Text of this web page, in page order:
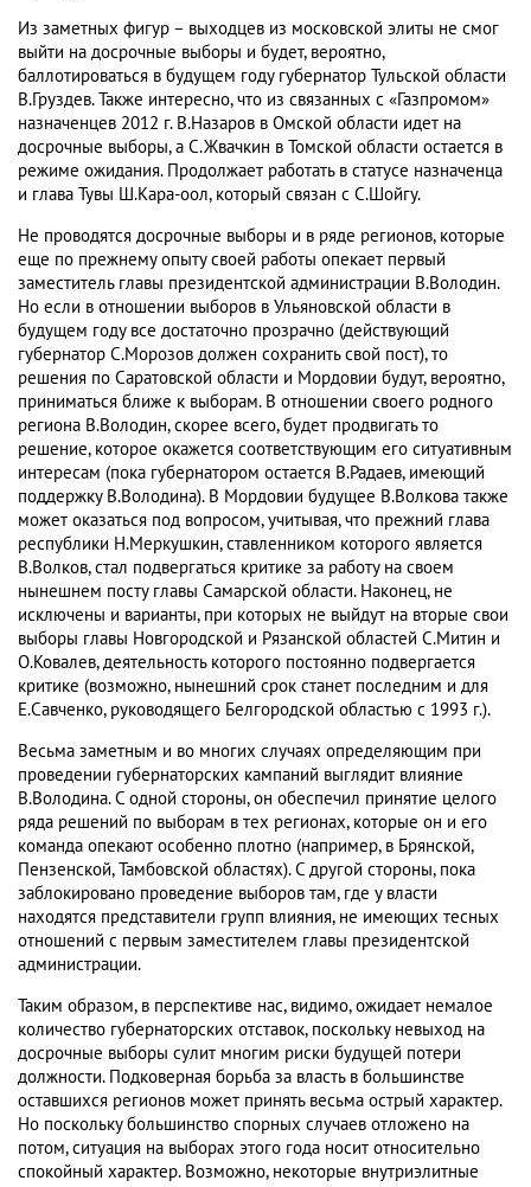
Из заметных фигур – выходцев из московской элиты не смог
выйти на досрочные выборы и будет, вероятно,
баллотироваться в будущем году губернатор Тульской области
В.Груздев. Также интересно, что из связанных с «Газпромом»
назначенцев 2012 г. В.Назаров в Омской области идет на
досрочные выборы, а С.Жвачкин в Томской области остается в
режиме ожидания. Продолжает работать в статусе назначенца
и глава Тувы Ш.Кара-оол, который связан с С.Шойгу.
Не проводятся досрочные выборы и в ряде регионов, которые
еще по прежнему опыту своей работы опекает первый
заместитель главы президентской администрации В.Володин.
Но если в отношении выборов в Ульяновской области в
будущем году все достаточно прозрачно (действующий
губернатор С.Морозов должен сохранить свой пост), то
решения по Саратовской области и Мордовии будут, вероятно,
приниматься ближе к выборам. В отношении своего родного
региона В.Володин, скорее всего, будет продвигать то
решение, которое окажется соответствующим его ситуативным
интересам (пока губернатором остается В.Радаев, имеющий
поддержку В.Володина). В Мордовии будущее В.Волкова также
может оказаться под вопросом, учитывая, что прежний глава
республики Н.Меркушкин, ставленником которого является
В.Волков, стал подвергаться критике за работу на своем
нынешнем посту главы Самарской области. Наконец, не
исключены и варианты, при которых не выйдут на вторые свои
выборы главы Новгородской и Рязанской областей С.Митин и
О.Ковалев, деятельность которого постоянно подвергается
критике (возможно, нынешний срок станет последним и для
Е.Савченко, руководящего Белгородской областью с 1993 г.).
Весьма заметным и во многих случаях определяющим при
проведении губернаторских кампаний выглядит влияние
В.Володина. С одной стороны, он обеспечил принятие целого
ряда решений по выборам в тех регионах, которые он и его
команда опекают особенно плотно (например, в Брянской,
Пензенской, Тамбовской областях). С другой стороны, пока
заблокировано проведение выборов там, где у власти
находятся представители групп влияния, не имеющих тесных
отношений с первым заместителем главы президентской
администрации.
Таким образом, в перспективе нас, видимо, ожидает немалое
количество губернаторских отставок, поскольку невыход на
досрочные выборы сулит многим риски будущей потери
должности. Подковерная борьба за власть в большинстве
оставшихся регионов может принять весьма острый характер.
Но поскольку большинство спорных случаев отложено на
потом, ситуация на выборах этого года носит относительно
спокойный характер. Возможно, некоторые внутриэлитные